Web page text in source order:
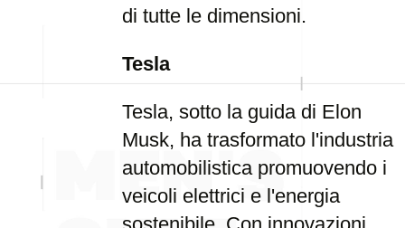
di tutte le dimensioni.
Tesla
Tesla, sotto la guida di Elon
Musk, ha trasformato l'industria
automobilistica promuovendo i
veicoli elettrici e l'energia